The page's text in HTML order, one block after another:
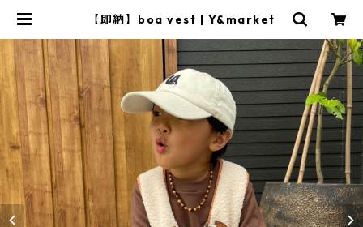
【即納】boa vest | Y&market